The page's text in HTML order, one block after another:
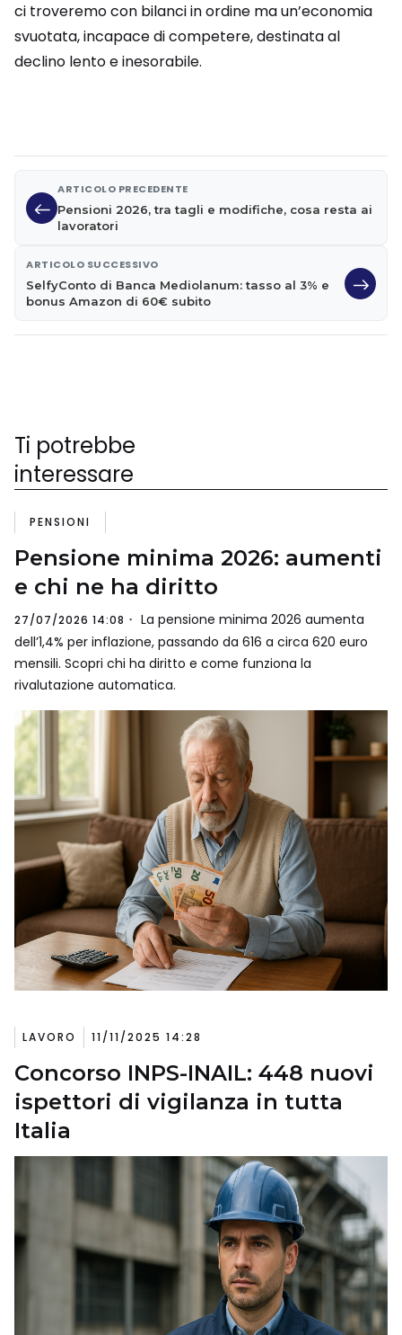
ci troveremo con bilanci in ordine ma un’economia
svuotata, incapace di competere, destinata al
declino lento e inesorabile.
ARTICOLO PRECEDENTE
Pensioni 2026, tra tagli e modifiche, cosa resta ai
lavoratori
ARTICOLO SUCCESSIVO
SelfyConto di Banca Mediolanum: tasso al 3% e
bonus Amazon di 60€ subito
Ti potrebbe
interessare
PENSIONI
Pensione minima 2026: aumenti
e chi ne ha diritto
27/07/2026 14:08
La pensione minima 2026 aumenta
dell’1,4% per inflazione, passando da 616 a circa 620 euro
mensili. Scopri chi ha diritto e come funziona la
rivalutazione automatica.
LAVORO 11/11/2025 14:28
Concorso INPS-INAIL: 448 nuovi
ispettori di vigilanza in tutta
Italia